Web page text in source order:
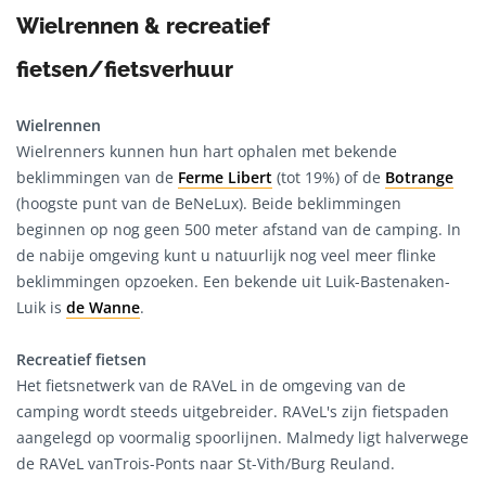
Wielrennen & recreatief
fietsen/fietsverhuur
Wielrennen
Wielrenners kunnen hun hart ophalen met bekende
beklimmingen van de Ferme Libert (tot 19%) of de Botrange
(hoogste punt van de BeNeLux). Beide beklimmingen
beginnen op nog geen 500 meter afstand van de camping. In
de nabije omgeving kunt u natuurlijk nog veel meer flinke
beklimmingen opzoeken. Een bekende uit Luik-Bastenaken-
Luik is de Wanne.
Recreatief fietsen
Het fietsnetwerk van de RAVeL in de omgeving van de
camping wordt steeds uitgebreider. RAVeL's zijn fietspaden
aangelegd op voormalig spoorlijnen. Malmedy ligt halverwege
de RAVeL vanTrois-Ponts naar St-Vith/Burg Reuland.